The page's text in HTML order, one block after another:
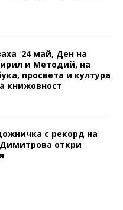
24 май, Ден на
и Методий, на
просвета и култура
книжовност
с рекорд на
откри